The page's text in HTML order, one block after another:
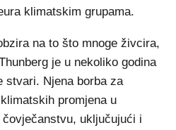
klimatskim grupama.
na to što mnoge živcira,
je u nekoliko godina
stvari. Njena borba za
promjena u
uključujući i